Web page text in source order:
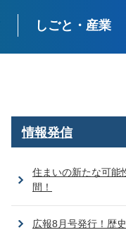
しごと・産業
情報発信
住まいの新たな可能
間！
広報8月号発行！歴